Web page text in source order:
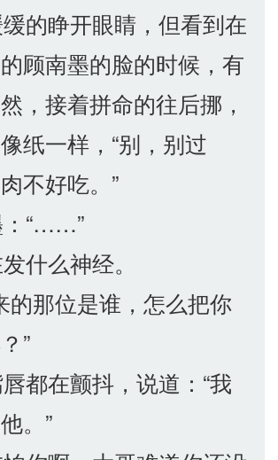
的睁开眼睛，但看到在
顾南墨的脸的时候，有
，接着拼命的往后挪，
纸一样，“别，别过
不好吃。”
“……”
什么神经。
的那位是谁，怎么把你
”
都在颤抖，说道：“我
。”